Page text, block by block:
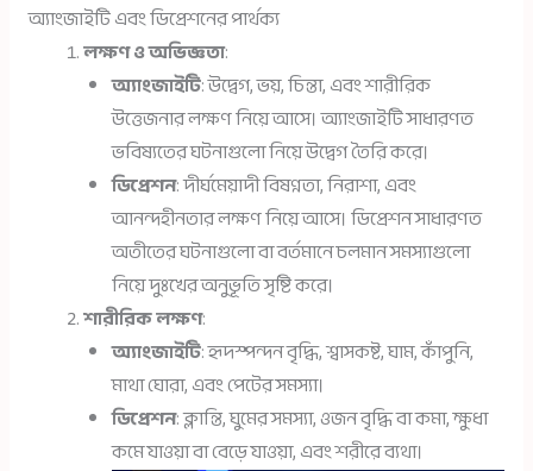
অ্যাংজাইটি এবং ডিপ্রেশনের পার্থক্য
লক্ষণ ও অভিজ্ঞতা:
অ্যাংজাইটি: উদ্বেগ, ভয়, চিন্তা, এবং শারীরিক
উত্তেজনার লক্ষণ নিয়ে আসে। অ্যাংজাইটি সাধারণত
ভবিষ্যতের ঘটনাগুলো নিয়ে উদ্বেগ তৈরি করে।
ডিপ্রেশন: দীর্ঘমেয়াদী বিষণ্নতা, নিরাশা, এবং
আনন্দহীনতার লক্ষণ নিয়ে আসে। ডিপ্রেশন সাধারণত
অতীতের ঘটনাগুলো বা বর্তমানে চলমান সমস্যাগুলো
নিয়ে দুঃখের অনুভূতি সৃষ্টি করে।
শারীরিক লক্ষণ:
অ্যাংজাইটি: হৃদস্পন্দন বৃদ্ধি, শ্বাসকষ্ট, ঘাম, কাঁপুনি,
মাথা ঘোরা, এবং পেটের সমস্যা।
ডিপ্রেশন: ক্লান্তি, ঘুমের সমস্যা, ওজন বৃদ্ধি বা কমা, ক্ষুধা
কমে যাওয়া বা বেড়ে যাওয়া, এবং শরীরে ব্যথা।